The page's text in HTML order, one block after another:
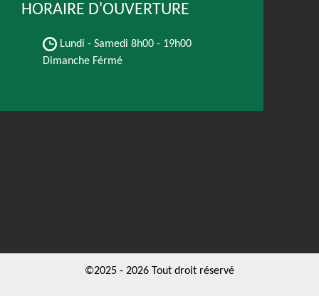
HORAIRE D'OUVERTURE
Lundi - Samedi 8h00 - 19h00
Dimanche Férmé
©2025 - 2026 Tout droit réservé